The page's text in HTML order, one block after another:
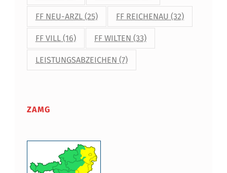
FF NEU-ARZL(25) FF REICHENAU (32)
FF VILL(16) FF WILTEN (33)
LEISTUNGSABZEICHEN (7)
ZAMG